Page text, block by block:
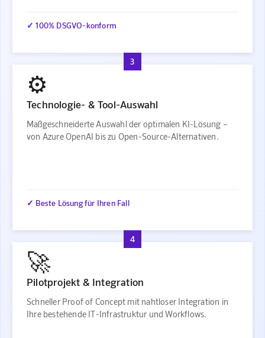
✓ 100% DSGVO-konform
3
⚙️
Technologie- & Tool-Auswahl
Maßgeschneiderte Auswahl der optimalen KI-Lösung –
von Azure OpenAI bis zu Open-Source-Alternativen.
✓ Beste Lösung für Ihren Fall
4
🚀
Pilotprojekt & Integration
Schneller Proof of Concept mit nahtloser Integration in
Ihre bestehende IT-Infrastruktur und Workflows.